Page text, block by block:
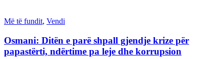
Më të fundit, Vendi
Osmani: Ditën e parë shpall gjendje krize për
papastërti, ndërtime pa leje dhe korrupsion